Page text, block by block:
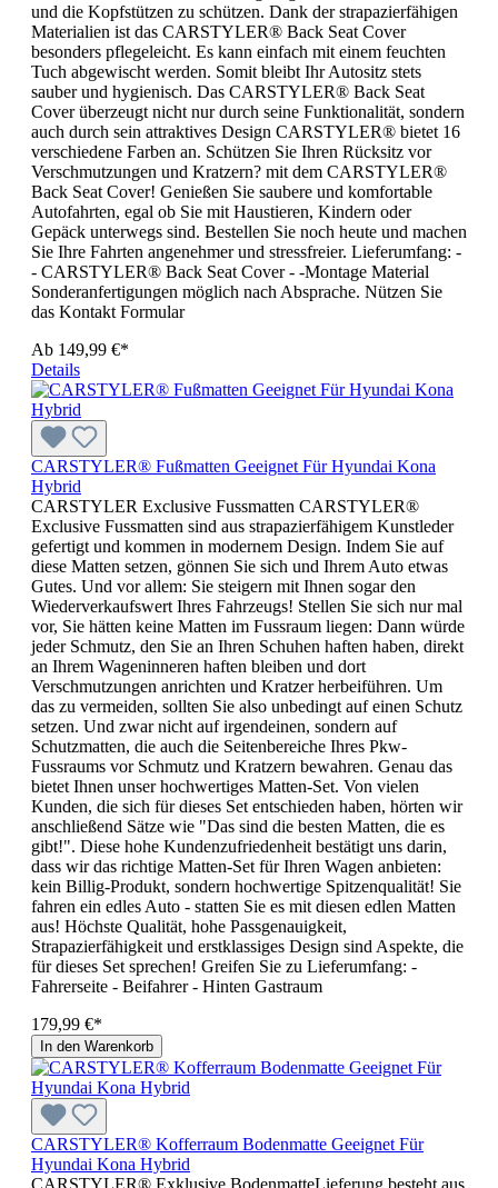
und die Kopfstützen zu schützen. Dank der strapazierfähigen
Materialien ist das CARSTYLER® Back Seat Cover
besonders pflegeleicht. Es kann einfach mit einem feuchten
Tuch abgewischt werden. Somit bleibt Ihr Autositz stets
sauber und hygienisch. Das CARSTYLER® Back Seat
Cover überzeugt nicht nur durch seine Funktionalität, sondern
auch durch sein attraktives Design CARSTYLER® bietet 16
verschiedene Farben an. Schützen Sie Ihren Rücksitz vor
Verschmutzungen und Kratzern? mit dem CARSTYLER®
Back Seat Cover! Genießen Sie saubere und komfortable
Autofahrten, egal ob Sie mit Haustieren, Kindern oder
Gepäck unterwegs sind. Bestellen Sie noch heute und machen
Sie Ihre Fahrten angenehmer und stressfreier. Lieferumfang: -
- CARSTYLER® Back Seat Cover - -Montage Material
Sonderanfertigungen möglich nach Absprache. Nützen Sie
das Kontakt Formular
Ab 149,99 €*
Details
CARSTYLER® Fußmatten Geeignet Für Hyundai Kona
Hybrid
CARSTYLER Exclusive Fussmatten CARSTYLER®
Exclusive Fussmatten sind aus strapazierfähigem Kunstleder
gefertigt und kommen in modernem Design. Indem Sie auf
diese Matten setzen, gönnen Sie sich und Ihrem Auto etwas
Gutes. Und vor allem: Sie steigern mit Ihnen sogar den
Wiederverkaufswert Ihres Fahrzeugs! Stellen Sie sich nur mal
vor, Sie hätten keine Matten im Fussraum liegen: Dann würde
jeder Schmutz, den Sie an Ihren Schuhen haften haben, direkt
an Ihrem Wageninneren haften bleiben und dort
Verschmutzungen anrichten und Kratzer herbeiführen. Um
das zu vermeiden, sollten Sie also unbedingt auf einen Schutz
setzen. Und zwar nicht auf irgendeinen, sondern auf
Schutzmatten, die auch die Seitenbereiche Ihres Pkw-
Fussraums vor Schmutz und Kratzern bewahren. Genau das
bietet Ihnen unser hochwertiges Matten-Set. Von vielen
Kunden, die sich für dieses Set entschieden haben, hörten wir
anschließend Sätze wie "Das sind die besten Matten, die es
gibt!". Diese hohe Kundenzufriedenheit bestätigt uns darin,
dass wir das richtige Matten-Set für Ihren Wagen anbieten:
kein Billig-Produkt, sondern hochwertige Spitzenqualität! Sie
fahren ein edles Auto - statten Sie es mit diesen edlen Matten
aus! Höchste Qualität, hohe Passgenauigkeit,
Strapazierfähigkeit und erstklassiges Design sind Aspekte, die
für dieses Set sprechen! Greifen Sie zu Lieferumfang: -
Fahrerseite - Beifahrer - Hinten Gastraum
179,99 €*
In den Warenkorb
CARSTYLER® Kofferraum Bodenmatte Geeignet Für
Hyundai Kona Hybrid
CARSTYLER® Exklusive BodenmatteLieferung besteht aus